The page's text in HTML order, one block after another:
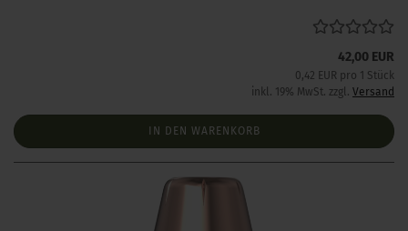
42,00 EUR
0,42 EUR pro 1 Stück
inkl. 19% MwSt. zzgl. Versand
IN DEN WARENKORB